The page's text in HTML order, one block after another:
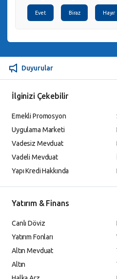
Evet Biraz Hayır
Duyurular
İlginizi Çekebilir
Emekli Promosyon
Uygulama Marketi
Vadesiz Mevduat
Vadeli Mevduat
Yapı Kredi Hakkında
Yatırım & Finans
Canlı Döviz
Yatırım Fonları
Altın Mevduat
Altın